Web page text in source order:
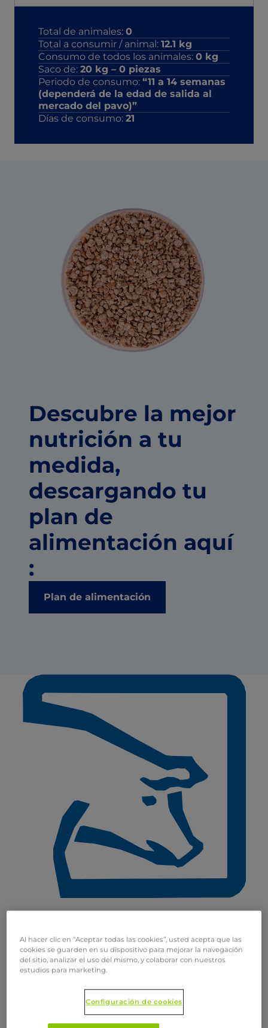
Total de animales: 0
Total a consumir / animal: 12.1 kg
Consumo de todos los animales: 0 kg
Saco de: 20 kg – 0 piezas
Periodo de consumo: “11 a 14 semanas
(dependerá de la edad de salida al
mercado del pavo)”
Días de consumo: 21
Descubre la mejor
nutrición a tu
medida,
descargando tu
plan de
alimentación aquí
:
Plan de alimentación
Al hacer clic en “Aceptar todas las cookies”, usted acepta que las
cookies se guarden en su dispositivo para mejorar la navegación
del sitio, analizar el uso del mismo, y colaborar con nuestros
estudios para marketing.
Configuración de cookies